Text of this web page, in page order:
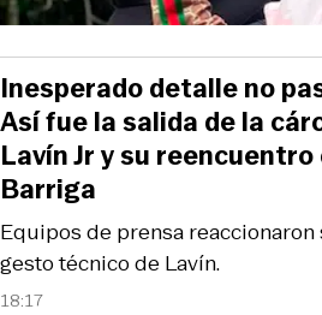
18:17
Equipos de prensa
gesto técnico de Lavín.
Inesperado detalle no
Así fue la salida de la
Lavín Jr y su
Barriga